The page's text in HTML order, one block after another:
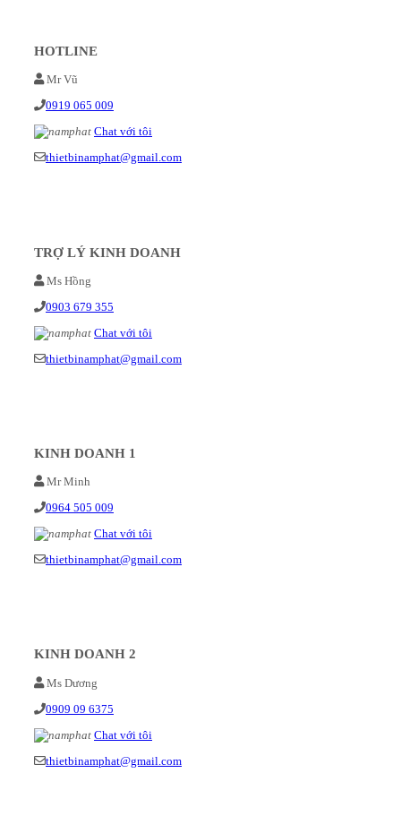
HOTLINE
Mr Vũ
0919 065 009
Chat với tôi
thietbinamphat@gmail.com
TRỢ LÝ KINH DOANH
Ms Hồng
0903 679 355
Chat với tôi
thietbinamphat@gmail.com
KINH DOANH 1
Mr Minh
0964 505 009
Chat với tôi
thietbinamphat@gmail.com
KINH DOANH 2
Ms Dương
0909 09 6375
Chat với tôi
thietbinamphat@gmail.com